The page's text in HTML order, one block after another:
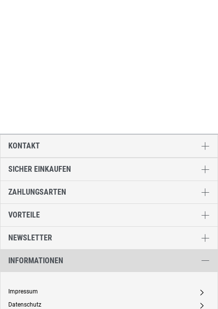
SICHER EINKAUFEN
ZAHLUNGSARTEN
VORTEILE
NEWSLETTER
INFORMATIONEN
Impressum A
Datenschutz A
KONTAKT